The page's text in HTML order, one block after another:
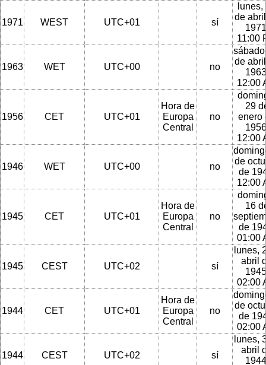
1971 WEST UTC+01 sí
lunes,
de
11:00
1963 WET UTC+00 no
de
12:00
1956 CET UTC+01
Hora de
Europa
Central
no
29
enero
12:00
1946 WET UTC+00 no
de
de
12:00
1945 CET UTC+01
Hora de
Europa
Central
no
16
de
01:00
1945 CEST UTC+02 sí
lunes,
abril
02:00
1944 CET UTC+01
Hora de
Europa
Central
no
de
de
02:00
1944 CEST UTC+02 sí
lunes,
abril